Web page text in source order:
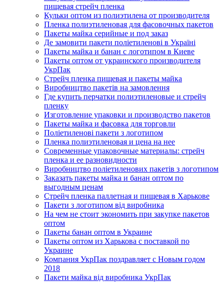
пищевая стрейч пленка
Кульки оптом из полиэтилена от производителя
Пленка полиэтиленовая для фасовочных пакетов
Пакеты майка серийные и под заказ
Де замовити пакети поліетиленові в Україні
Пакеты майка и банан с логотипом в Киеве
Пакеты оптом от украинского производителя
УкрПак
Стрейч пленка пищевая и пакеты майка
Виробництво пакетів на замовлення
Где купить перчатки полиэтиленовые и стрейч
пленку
Изготовление упаковки и производство пакетов
Пакеты майка и фасовка для торговли
Поліетиленові пакети з логотипом
Пленка полиэтиленовая и цена на нее
Современные упаковочные материалы: стрейч
пленка и ее разновидности
Виробництво поліетиленових пакетів з логотипом
Заказать пакеты майка и банан оптом по
выгодным ценам
Стрейч пленка паллетная и пищевая в Харькове
Пакети з логотипом від виробника
На чем не стоит экономить при закупке пакетов
оптом
Пакеты банан оптом в Украине
Пакеты оптом из Харькова с поставкой по
Украине
Компания УкрПак поздравляет с Новым годом
2018
Пакети майка від виробника УкрПак